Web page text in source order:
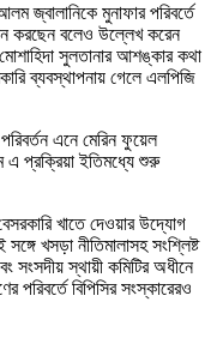
জ্বালানিকে মুনাফার পরিবর্তে
করছেন বলেও উল্লেখ করেন
সুলতানার আশঙ্কার কথা
ব্যবস্থাপনায় গেলে এলপিজি
এনে মেরিন ফুয়েল
এ প্রক্রিয়া ইতিমধ্যে শুরু
খাতে দেওয়ার উদ্যোগ
খসড়া নীতিমালাসহ সংশ্লিষ্ট
স্থায়ী কমিটির অধীনে
পরিবর্তে বিপিসির সংস্কারেরও